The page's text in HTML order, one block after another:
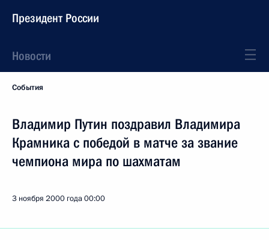
Президент России
Новости
События
Владимир Путин поздравил Владимира
Крамника с победой в матче за звание
чемпиона мира по шахматам
3 ноября 2000 года00:00